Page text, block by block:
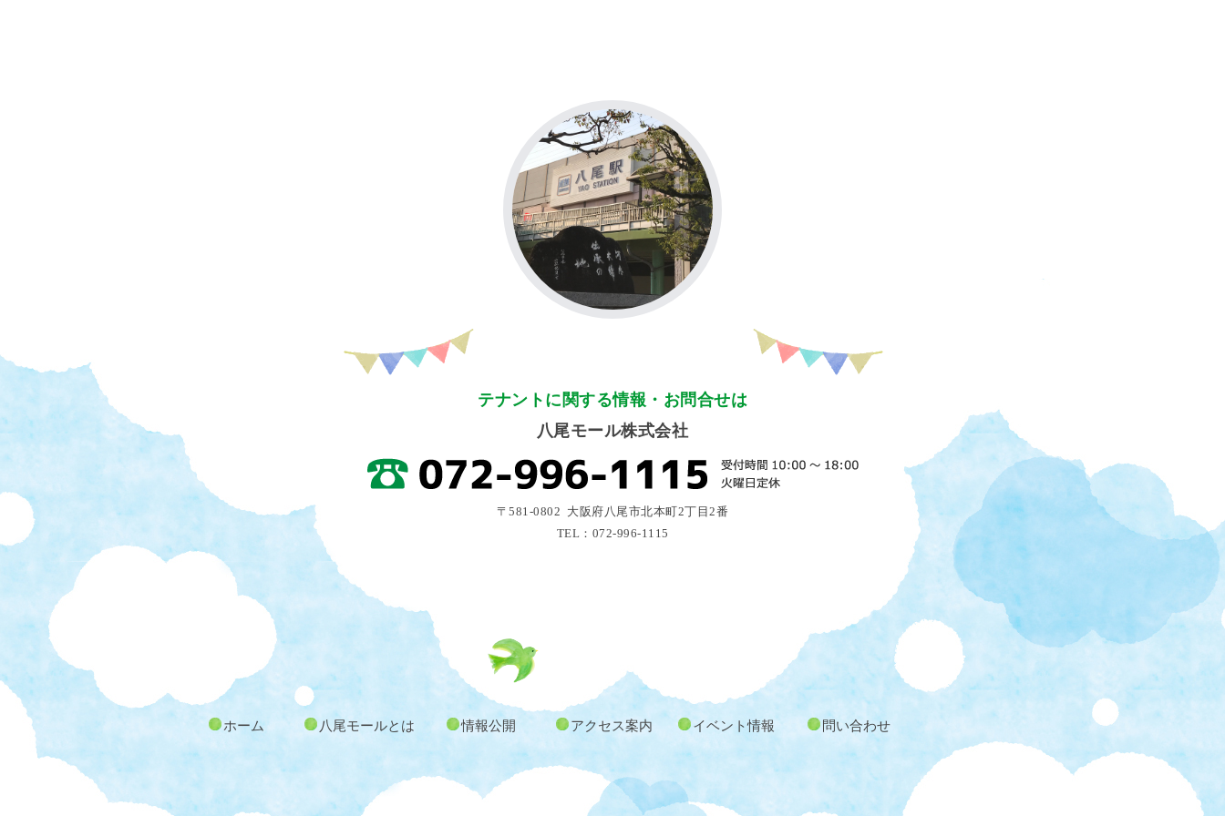
テナントに関する情報・お問合せは
八尾モール株式会社
〒581-0802 大阪府八尾市北本町2丁目2番
TEL：072-996-1115
ホーム 八尾モールとは 情報公開 アクセス案内 イベント情報 問い合わせ